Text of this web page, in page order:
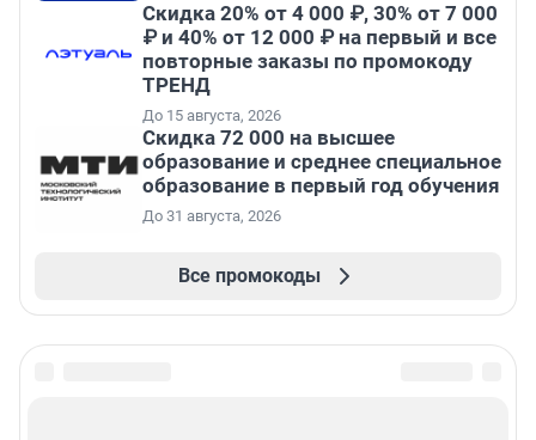
Скидка 20% от 4 000 ₽, 30% от 7 000
₽ и 40% от 12 000 ₽ на первый и все
повторные заказы по промокоду
ТРЕНД
До 15 августа, 2026
Скидка 72 000 на высшее
образование и среднее специальное
образование в первый год обучения
До 31 августа, 2026
Все промокоды